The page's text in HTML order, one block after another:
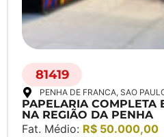
81419
PENHA DE FRANCA, SAO
PAPELARIA COMPLETA
NA REGIÃO DA PENHA
Fat. Médio: R$ 50.000,00